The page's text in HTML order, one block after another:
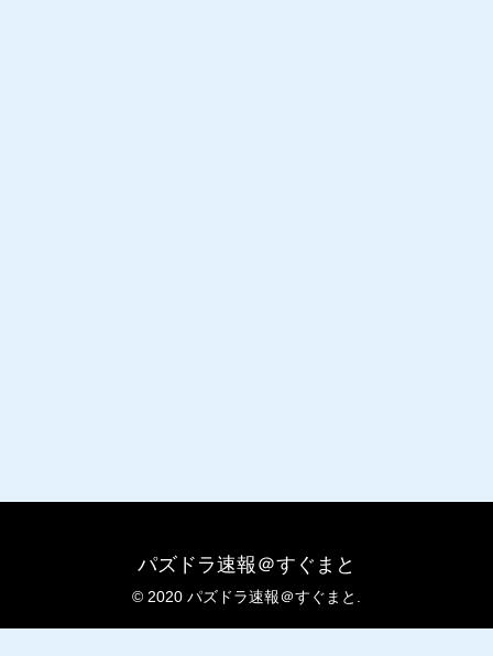
パズドラ速報＠すぐまと
© 2020 パズドラ速報＠すぐまと.